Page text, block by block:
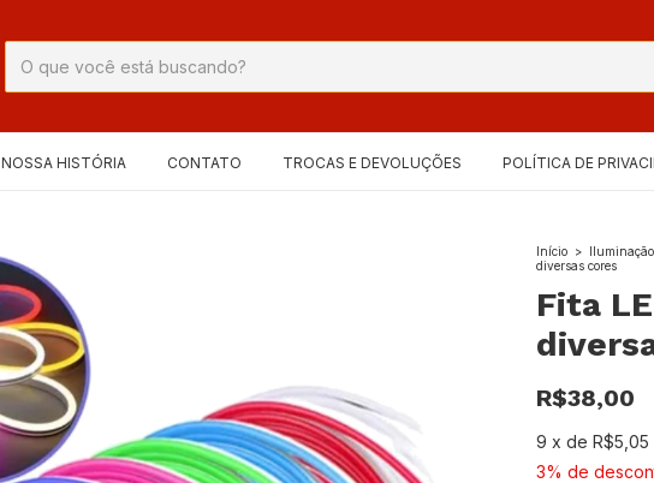
NOSSA HISTÓRIA CONTATO TROCAS E DEVOLUÇÕES POLÍTICA DE
Início >
diversas cores
Fita
R$38,00
9 x de R$5,05
3% de